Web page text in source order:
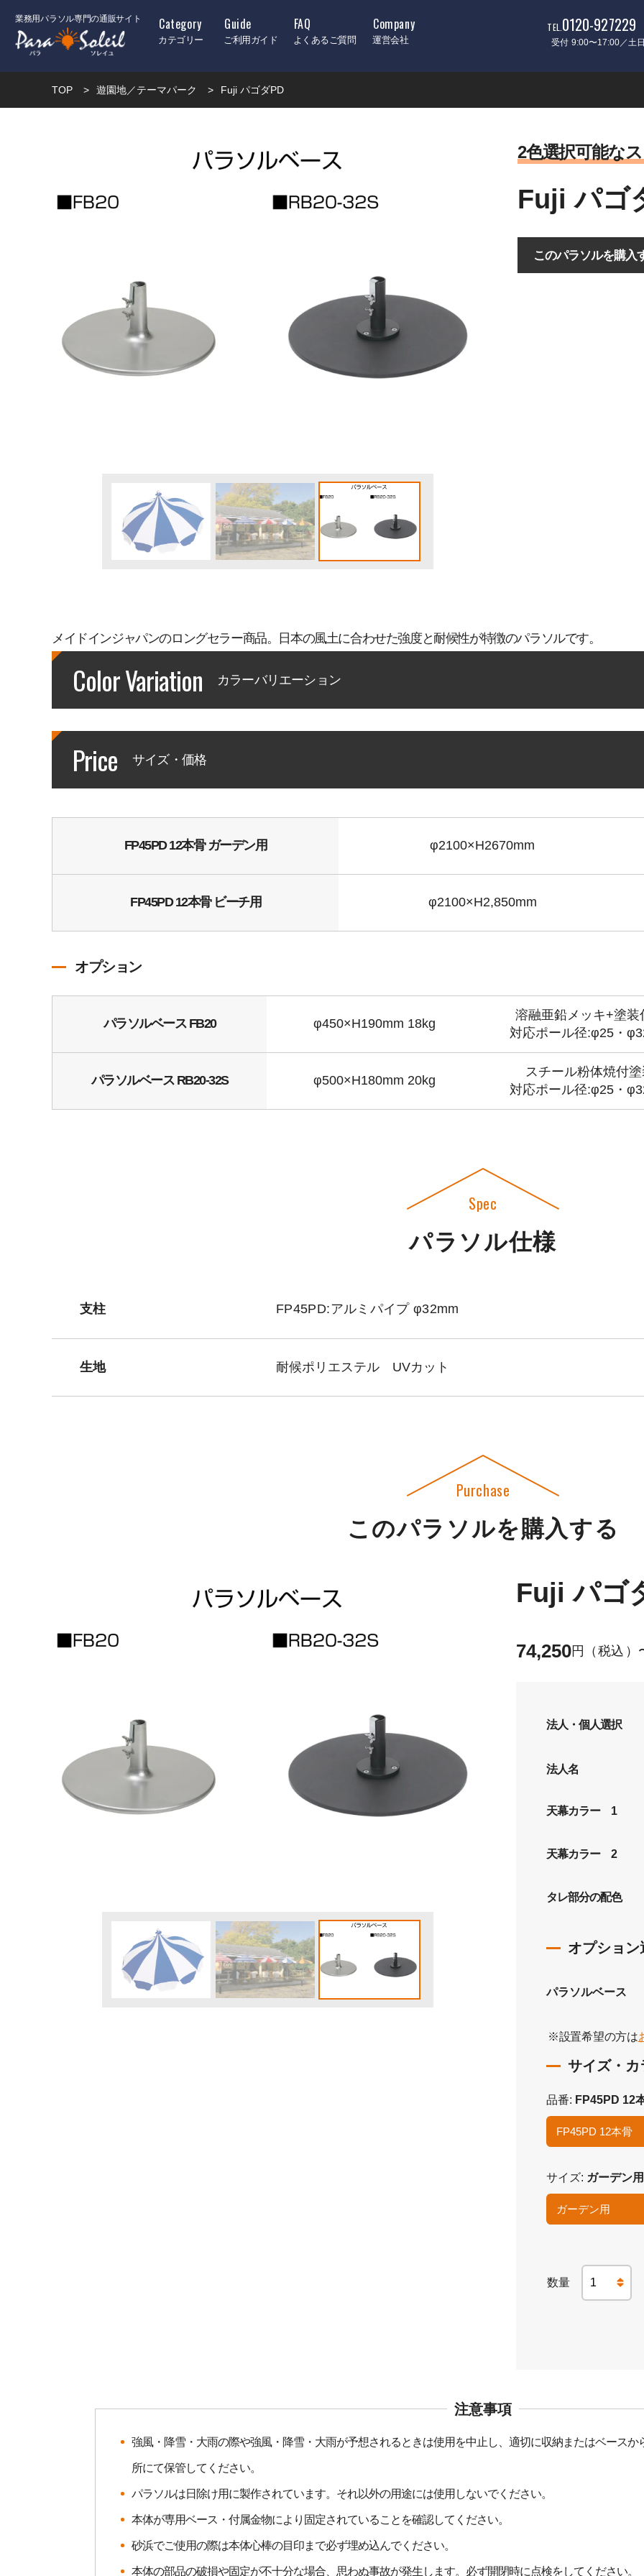
業務用パラソル専門の通販サイト Category
カテゴリー
遊園地／テーマパーク 一般住宅
カフェ／飲食店 キャンプ場／グランピング
2m x 2m(VL2020)
直径2.5ｍ(PL2500) 2m x 2m(PL2020)
5m x 5m(CP5050）
サイド支柱 ダブルパラソルタイプ
3m x 6m(WD3060)
パラソル関連商品
Guide
ご利用ガイド
FAQ
よくあるご質問
Company
運営会社
TEL. 0120-927229
受付 9:00〜17:00／土
TOP 遊園地／テーマパーク Fuji パゴダPD
2色選択可能な
Fuji パゴ
このパラソルを購入
メイドインジャパンのロングセラー商品。日本の風土に合わせた強度と耐候性が特徴のパラソルです。
Color Variation カラーバリエーション
Price サイズ・価格
FP45PD 12本骨 ガーデン用 φ2100×H2670mm
FP45PD 12本骨 ビーチ用 φ2100×H2,850mm
オプション
パラソルベース FB20 φ450×H190mm 18kg
溶融亜鉛メッキ+塗装
対応ポール径:φ25・
パラソルベース RB20-32S φ500×H180mm 20kg
スチール粉体焼付
対応ポール径:φ25・
Spec
パラソル仕様
支柱 FP45PD:アルミパイプ φ32mm
生地 耐候ポリエステル UVカット
Purchase
このパラソルを購入する
Fuji パゴ
74,250 税込
法人・個人選択
法人名
天幕カラー 1
天幕カラー 2
タレ部分の配色
パラソルベース
※設置希望の方は
品番 FP45PD 12
FP45PD 12本骨
サイズ ガーデン用
ガーデン用
注意事項
強風・降雪・大雨の際や強風・降雪・大雨が予想されるときは使用を中止し、適切に収納またはベース
所にて保管してください。
パラソルは日除け用に製作されています。それ以外の用途には使用しないでください。
本体が専用ベース・付属金物により固定されていることを確認してください。
砂浜でご使用の際は本体心棒の目印まで必ず埋め込んでください。
本体の部品の破損や固定が不十分な場合、思わぬ事故が発生します。必ず開閉時に点検をしてください。